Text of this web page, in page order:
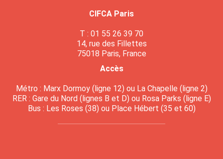
CIFCA Paris
T : 01 55 26 39 70
14, rue des Fillettes
75018 Paris, France
Accès
Métro : Marx Dormoy (ligne 12) ou La Chapelle (ligne 2)
RER : Gare du Nord (lignes B et D) ou Rosa Parks (ligne E)
Bus : Les Roses (38) ou Place Hébert (35 et 60)